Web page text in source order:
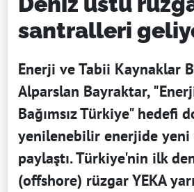
santralleri
Enerji ve Tabii Kaynaklar
Alparslan Bayraktar,
Bağımsız Türkiye" hedefi
yenilenebilir enerjide yeni
paylaştı. Türkiye'nin ilk
(offshore) rüzgar YEKA